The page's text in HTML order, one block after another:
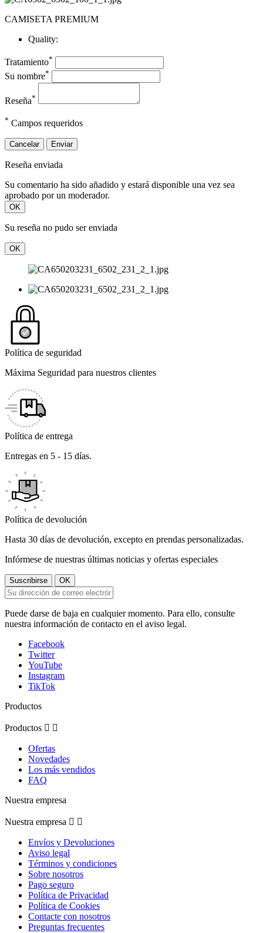
CAMISETA PREMIUM
Quality:
Tratamiento*
Su nombre*
Reseña*
* Campos requeridos
Cancelar Enviar
Reseña enviada
Su comentario ha sido añadido y estará disponible una vez sea
aprobado por un moderador.
OK
Su reseña no pudo ser enviada
OK
Política de seguridad
Máxima Seguridad para nuestros clientes
Política de entrega
Entregas en 5 - 15 días.
Política de devolución
Hasta 30 días de devolución, excepto en prendas personalizadas.
Infórmese de nuestras últimas noticias y ofertas especiales
Puede darse de baja en cualquier momento. Para ello, consulte
nuestra información de contacto en el aviso legal.
Facebook
Twitter
YouTube
Instagram
TikTok
Productos
Productos  
Ofertas
Novedades
Los más vendidos
FAQ
Nuestra empresa
Nuestra empresa  
Envíos y Devoluciones
Aviso legal
Términos y condiciones
Sobre nosotros
Pago seguro
Política de Privacidad
Política de Cookies
Contacte con nosotros
Preguntas frecuentes